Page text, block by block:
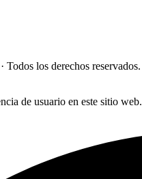
los derechos reservados.
de usuario en este sitio web.